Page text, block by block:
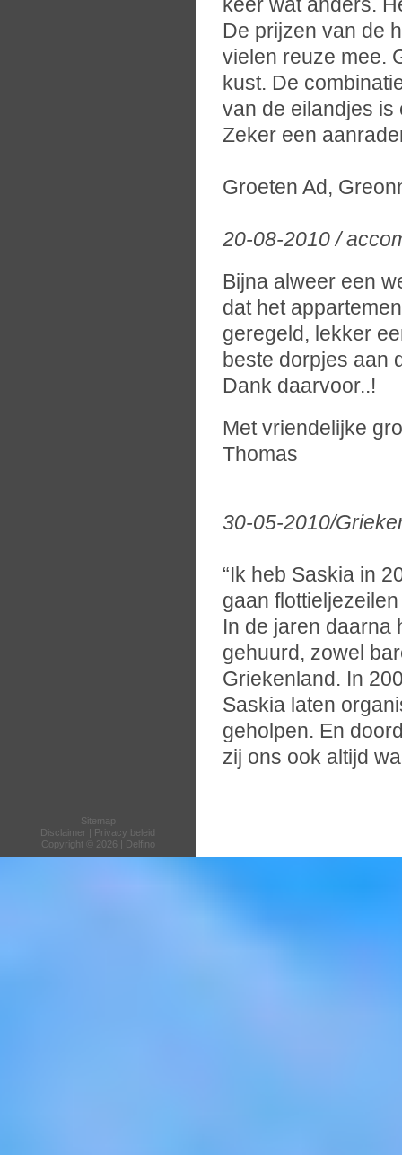
De prijzen van de
vielen reuze mee.
kust. De
van de eilandjes is
Zeker een
Groeten Ad,
20-08-2010 /
Bijna alweer een
dat het
geregeld, lekker
beste dorpjes aan
Dank daarvoor..!
Met vriendelijke
Thomas
30-05-2010/
“Ik heb Saskia in
gaan
In de jaren daarna
gehuurd, zowel
Griekenland. In
Saskia laten
geholpen. En
zij ons ook altijd
Sitemap
Disclaimer | Privacy beleid
Copyright © 2026 | Delfino